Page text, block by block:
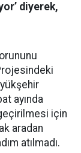
diyerek,
ayında
için
aradan
atılmadı.